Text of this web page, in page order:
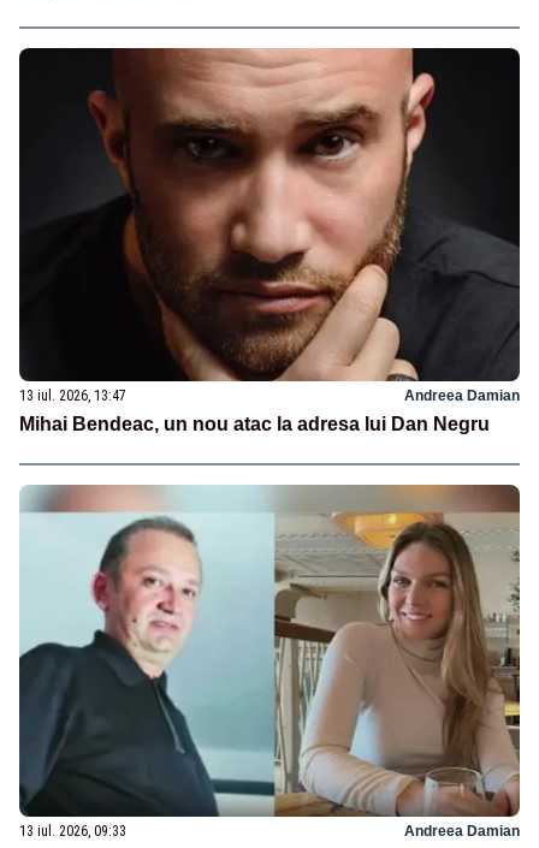
13 iul. 2026, 13:47 Andreea Damian
Mihai Bendeac, un nou atac la adresa lui Dan Negru
13 iul. 2026, 09:33 Andreea Damian